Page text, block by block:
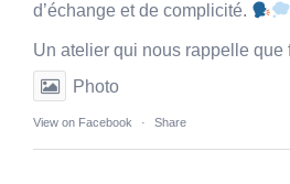
d’échange et de complicité.
Un atelier qui nous rappelle que
Photo
View on Facebook · Share